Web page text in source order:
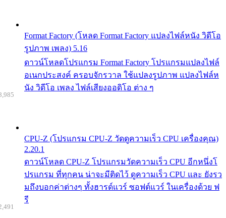
Format Factory (โหลด Format Factory แปลงไฟล์หนัง วิดีโอ
รูปภาพ เพลง) 5.16
ดาวน์โหลดโปรแกรม Format Factory โปรแกรมแปลงไฟล์
อเนกประสงค์ ครอบจักรวาล ใช้แปลงรูปภาพ แปลงไฟล์ห
นัง วิดีโอ เพลง ไฟล์เสียงออดิโอ ต่าง ๆ
CPU-Z (โปรแกรม CPU-Z วัดดูความเร็ว CPU เครื่องคุณ)
2.20.1
ดาวน์โหลด CPU-Z โปรแกรมวัดความเร็ว CPU อีกหนึ่งโ
ปรแกรม ที่ทุกคน น่าจะมีติดไว้ ดูความเร็ว CPU และ ยังรว
มถึงบอกค่าต่างๆ ทั้งฮารด์แวร์ ซอฟต์แวร์ ในเครื่องด้วย ฟ
รี